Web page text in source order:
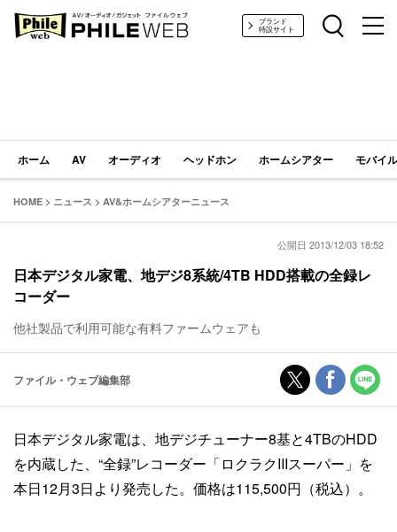
PHILE WEB｜AV/オーディオ/ガジェットブランド
特設サイト
ホーム AV オーディオ ヘッドホン ホームシアター モバイ
HOME > ニュース > AV&ホームシアターニュース
公開日 2013/12/03 18:52
日本デジタル家電、地デジ8系統/4TB HDD搭載の全録レ
コーダー
他社製品で利用可能な有料ファームウェアも
ファイル・ウェブ編集部
日本デジタル家電は、地デジチューナー8基と4TBのHDD
を内蔵した、“全録”レコーダー「ロクラクIIIスーパー」を
本日12月3日より発売した。価格は115,500円（税込）。